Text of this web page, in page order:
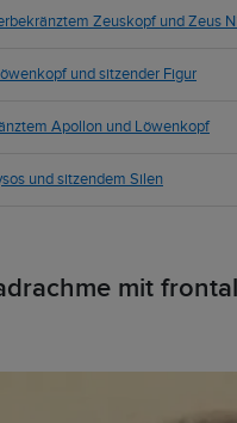
Zeuskopf und Zeus
und sitzender Figur
Apollon und Löwenkopf
und sitzendem Silen
mit